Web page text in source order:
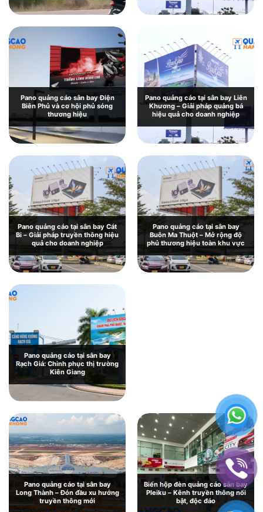
Pano quảng cáo sân bay Điện
Biên Phủ và cơ hội phủ sóng
thương hiệu
Pano quảng cáo tại sân bay Liên
Khương – Giải pháp quảng bá
hiệu quả cho doanh nghiệp
Pano quảng cáo tại sân bay Cát
Bi – Giải pháp truyền thông hiệu
quả cho doanh nghiệp
Pano quảng cáo tại sân bay
Buôn Ma Thuột – Mở rộng độ
phủ thương hiệu toàn khu vực
Pano quảng cáo tại sân bay
Rạch Giá: Chinh phục thị trường
Kiên Giang
Pano quảng cáo tại sân bay Chu
Lai: Giới thiệu và báo giá chi tiết
Pano quảng cáo tại sân bay
Long Thành – Đón đầu xu hướng
truyền thông mới
Biển hộp đèn quảng cáo sân bay
Pleiku – Kênh truyền thông nổi
bật, độc đáo